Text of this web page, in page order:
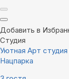
Добавить в
Студия
Уютная Арт
Нацпарка